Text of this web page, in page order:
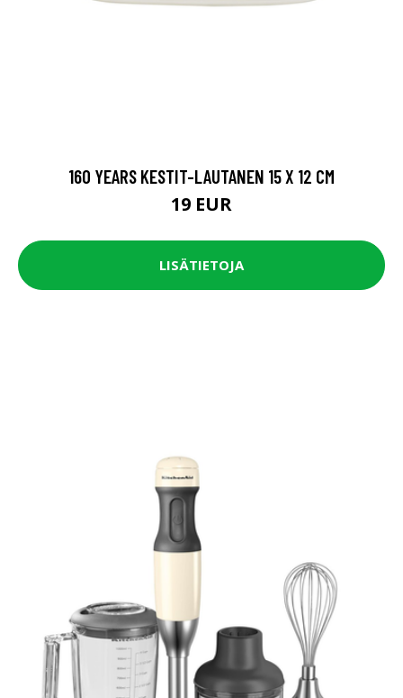
160 YEARS KESTIT-LAUTANEN 15 X 12 CM
19 EUR
LISÄTIETOJA